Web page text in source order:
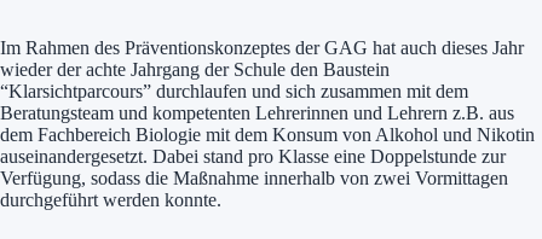
Im Rahmen des Präventionskonzeptes der GAG hat auch dieses Jahr
wieder der achte Jahrgang der Schule den Baustein
“Klarsichtparcours” durchlaufen und sich zusammen mit dem
Beratungsteam und kompetenten Lehrerinnen und Lehrern z.B. aus
dem Fachbereich Biologie mit dem Konsum von Alkohol und Nikotin
auseinandergesetzt. Dabei stand pro Klasse eine Doppelstunde zur
Verfügung, sodass die Maßnahme innerhalb von zwei Vormittagen
durchgeführt werden konnte.